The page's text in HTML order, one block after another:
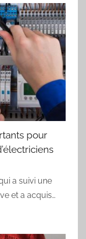
pour
a suivi une
et a acquis…